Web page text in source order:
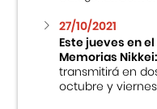
27/10/2021
Este jueves en
Memorias
transmitirá en
octubre y viernes